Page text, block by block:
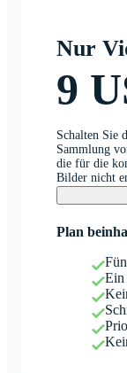
Nur
9
Schalten Sie
Sammlung
die für die
Bilder nicht
Plan
Ein